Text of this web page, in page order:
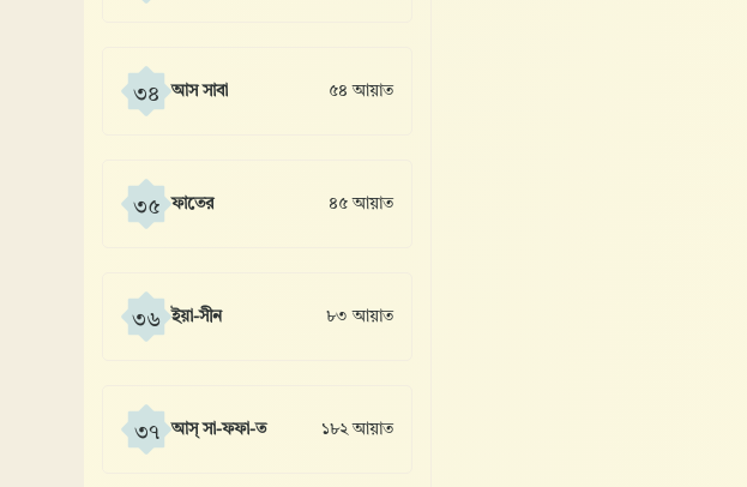
৩৪ আস সাবা ৫৪ আয়াত
৩৫ ফাতের ৪৫ আয়াত
৩৬ ইয়া-সীন ৮৩ আয়াত
৩৭ আস্ সা-ফফা-ত ১৮২ আয়াত